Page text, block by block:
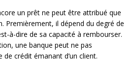
un prêt ne peut être attribué que
Premièrement, il dépend du degré de
à-dire de sa capacité à rembourser.
une banque peut ne pas
crédit émanant d’un client.